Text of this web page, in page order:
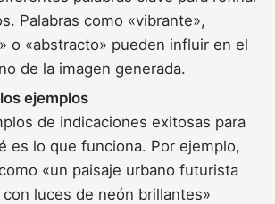
Palabras como «vibrante»,
o «abstracto» pueden influir en el
de la imagen generada.
ejemplos
de indicaciones exitosas para
es lo que funciona. Por ejemplo,
«un paisaje urbano futurista
luces de neón brillantes»